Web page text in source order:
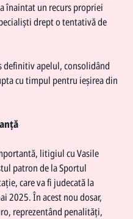
înaintat un recurs propriei
drept o tentativă de
definitiv apelul, consolidând
cu timpul pentru ieșirea din
litigiul cu Vasile
patron de la Sportul
care va fi judecată la
2025. În acest nou dosar,
reprezentând penalități,